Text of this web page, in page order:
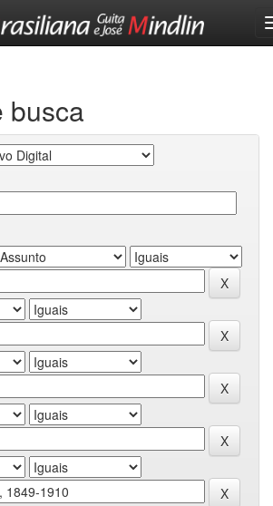
busca